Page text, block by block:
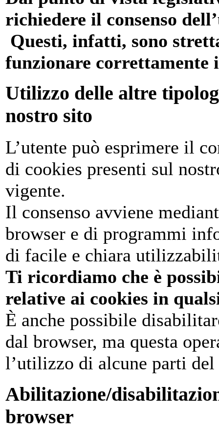
richiedere il consenso
Questi, infatti, sono
funzionare correttamente
Utilizzo delle altre
nostro sito
L’utente può esprimere il
di cookies presenti sul
vigente.
Il consenso avviene
browser e di programmi
di facile e chiara
Ti ricordiamo che è
relative ai cookies in
È anche possibile
dal browser, ma questa
l’utilizzo di alcune parti
Abilitazione/
browser